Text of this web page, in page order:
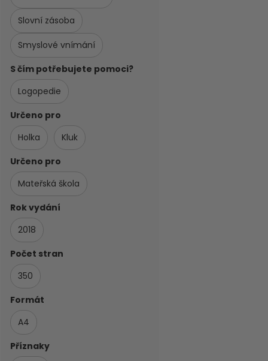
Slovní zásoba
Smyslové vnímání
S čím potřebujete pomoci?
Logopedie
Určeno pro
Holka
Kluk
Určeno pro
Mateřská škola
Rok vydání
2018
Počet stran
350
Formát
A4
Příznaky